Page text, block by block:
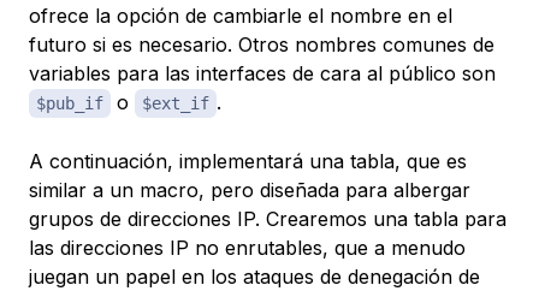
ofrece la opción de cambiarle el nombre en el
futuro si es necesario. Otros nombres comunes de
variables para las interfaces de cara al público son
$pub_if o $ext_if .
A continuación, implementará una tabla, que es
similar a un macro, pero diseñada para albergar
grupos de direcciones IP. Crearemos una tabla para
las direcciones IP no enrutables, que a menudo
juegan un papel en los ataques de denegación de